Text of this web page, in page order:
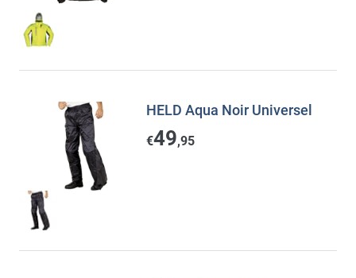
HELD Aqua Noir Universel
€49,95